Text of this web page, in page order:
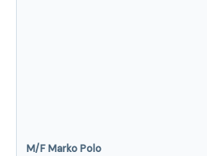
M/F Marko Polo